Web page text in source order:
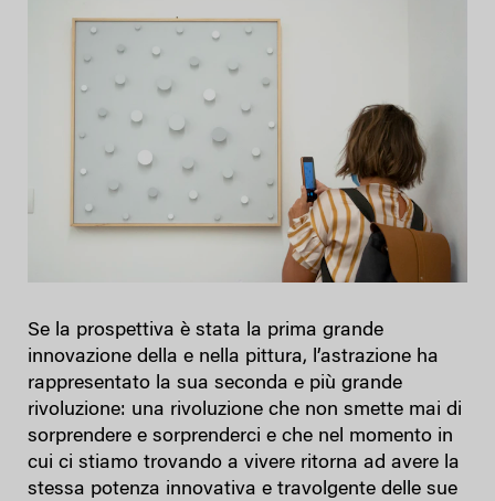
Se la prospettiva è stata la prima grande
innovazione della e nella pittura, l’astrazione ha
rappresentato la sua seconda e più grande
rivoluzione: una rivoluzione che non smette mai di
sorprendere e sorprenderci e che nel momento in
cui ci stiamo trovando a vivere ritorna ad avere la
stessa potenza innovativa e travolgente delle sue